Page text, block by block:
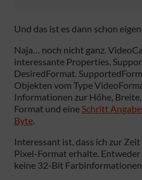
Und das ist es dann schon
Naja… noch nicht ganz.
interessante Properties.
DesiredFormat.
Objekten vom Type
Informationen zur Höhe,
Format und eineSchritt
Byte.
Interessant ist, dass ich zur
Pixel-Format erhalte.
keine 32-Bit